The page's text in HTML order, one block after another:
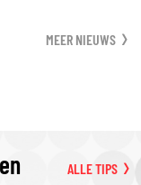
MEER NIEUWS
ALLE TIPS